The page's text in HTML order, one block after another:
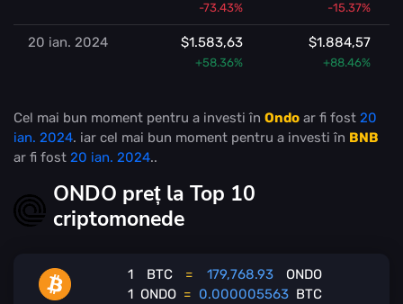
-73.43% -15.37%
20 ian. 2024 $1.583,63
+58.36%
$1.884,57
+88.46%
Cel mai bun moment pentru a investi în Ondo ar fi fost 20
ian. 2024. iar cel mai bun moment pentru a investi în BNB
ar fi fost 20 ian. 2024..
ONDO preț la Top 10
criptomonede
1 BTC = 179,768.93
ONDO
1 ONDO = 0.000005563 BTC